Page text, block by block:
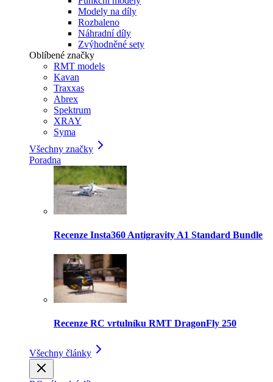
Modely na díly
Rozbaleno
Náhradní díly
Zvýhodněné sety
Oblíbené značky
RMT models
Kavan
Traxxas
Abrex
Spektrum
XRAY
Syma
Všechny značky
Poradna
Recenze Insta360 Antigravity A1 Standard Bundle
Recenze RC vrtulníku RMT DragonFly 250
Všechny články